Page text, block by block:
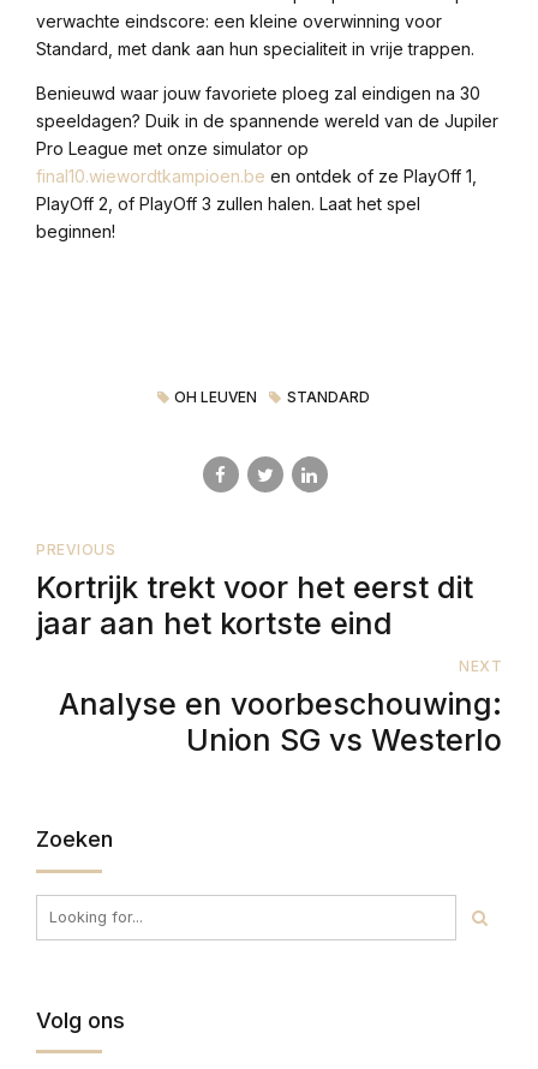
verwachte eindscore: een kleine overwinning voor
Standard, met dank aan hun specialiteit in vrije trappen.
Benieuwd waar jouw favoriete ploeg zal eindigen na 30
speeldagen? Duik in de spannende wereld van de Jupiler
Pro League met onze simulator op
final10.wiewordtkampioen.be en ontdek of ze PlayOff 1,
PlayOff 2, of PlayOff 3 zullen halen. Laat het spel
beginnen!
OH LEUVEN STANDARD
PREVIOUS
Kortrijk trekt voor het eerst dit
jaar aan het kortste eind
NEXT
Analyse en voorbeschouwing:
Union SG vs Westerlo
Zoeken
Volg ons